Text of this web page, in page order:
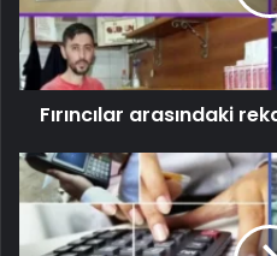
Fırıncılar arasındaki